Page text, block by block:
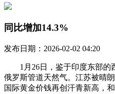
同比增加14.3%
发布日期：2026-02-02 04:20
1月26日，鉴于印度东部的西
俄罗斯管道天然气。江苏被晴
国际黄金价钱再创汗青新高，